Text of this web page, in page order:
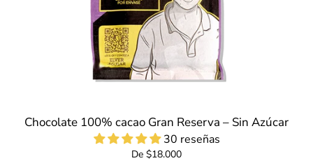
Chocolate 100% cacao Gran Reserva – Sin Azúcar
30 reseñas
De $18.000